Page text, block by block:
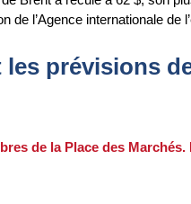
de l’Agence internationale
prévisions
de la Place des